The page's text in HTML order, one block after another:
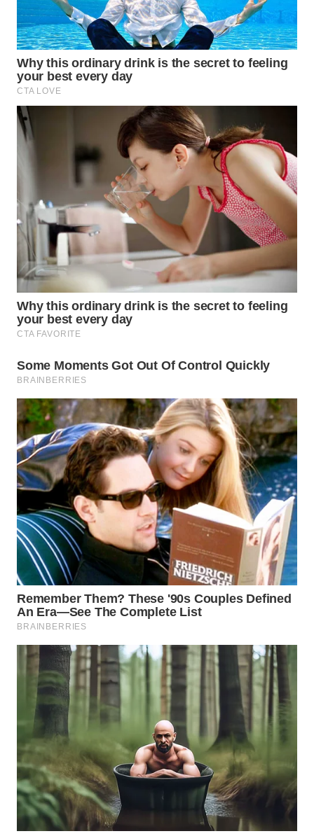
PLN
WATCH
MKLI
LPKKI
LKKI
PORTAL
KONSUMEN
FORWAMKI
ALPERKLINAS
TAMBANG
SITUNGIR
NEWS
SIDIKALANG
SIBARAGAS
NEWS
METRO
SIANTAR
NEWS
METRO
MEDAN
NEWS
METRO
JAKARTA
NEWS
KRT
NEWS